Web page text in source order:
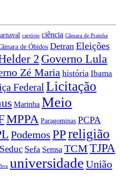
cartório ciência Câmara de Prainha
de Óbidos Detran Eleições
2 Governo Lula
Zé Maria história Ibama
FederalLicitação
Marinha Meio
MPPA Paragominas PCPA
Podemos PPreligião
Seduc Sefa Semsa TCM TJPA
universidade União